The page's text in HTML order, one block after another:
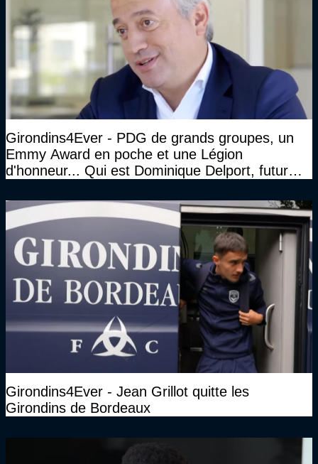
Girondins4Ever - PDG de grands groupes, un
Emmy Award en poche et une Légion
d'honneur... Qui est Dominique Delport, futur
Girondins4Ever - Jean Grillot quitte les
Girondins de Bordeaux